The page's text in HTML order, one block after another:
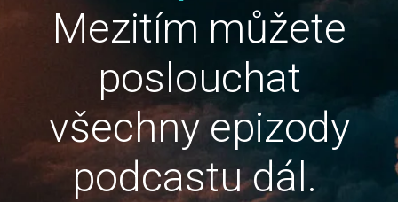
Mezitím můžete
poslouchat
všechny epizody
podcastu dál.